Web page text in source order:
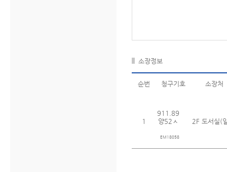
소장정보
순번 청구기호 소장처
1
911.89
양52ㅅ
EM18058
2F 도서실(